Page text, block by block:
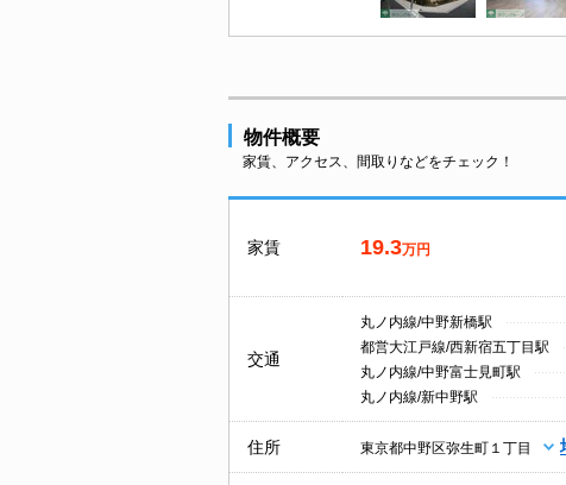
物件概要
家賃、アクセス、間取りなどをチェック！
家賃 19.3万円
交通
丸ノ内線/中野新橋駅
都営大江戸線/西新宿五丁目駅
丸ノ内線/中野富士見町駅
丸ノ内線/新中野駅
住所 東京都中野区弥生町１丁目